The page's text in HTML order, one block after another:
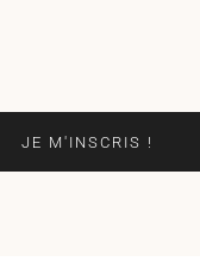
JE M'INSCRIS !